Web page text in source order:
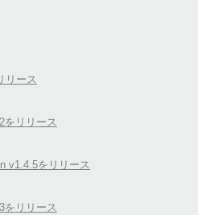
リース
をリリース
v1.4.5をリリース
をリリース